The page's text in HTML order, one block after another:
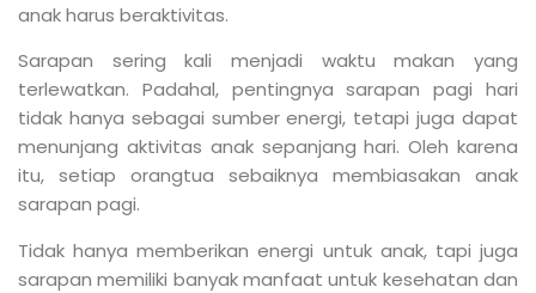
anak harus beraktivitas.
Sarapan sering kali menjadi waktu makan yang
terlewatkan. Padahal, pentingnya sarapan pagi hari
tidak hanya sebagai sumber energi, tetapi juga dapat
menunjang aktivitas anak sepanjang hari. Oleh karena
itu, setiap orangtua sebaiknya membiasakan anak
sarapan pagi.
Tidak hanya memberikan energi untuk anak, tapi juga
sarapan memiliki banyak manfaat untuk kesehatan dan